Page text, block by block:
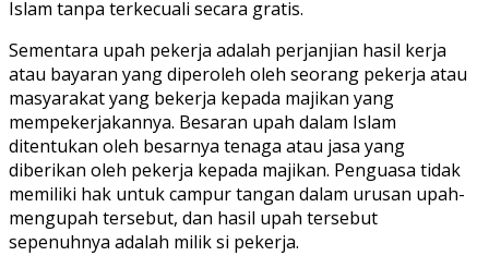
Islam tanpa terkecuali secara gratis.
Sementara upah pekerja adalah perjanjian hasil kerja
atau bayaran yang diperoleh oleh seorang pekerja atau
masyarakat yang bekerja kepada majikan yang
mempekerjakannya. Besaran upah dalam Islam
ditentukan oleh besarnya tenaga atau jasa yang
diberikan oleh pekerja kepada majikan. Penguasa tidak
memiliki hak untuk campur tangan dalam urusan upah-
mengupah tersebut, dan hasil upah tersebut
sepenuhnya adalah milik si pekerja.